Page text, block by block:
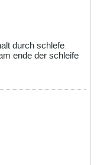
durch schlefe
ende der schleife